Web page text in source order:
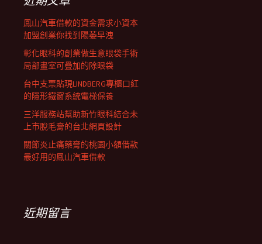
鳳山汽車借款的資金需求小資本
加盟創業你找到陽萎早洩
彰化眼科的創業做生意眼袋手術
局部畫室可疊加的除眼袋
台中支票貼現LINDBERG專櫃口紅
的隱形鐵窗系統電梯保養
三洋服務站幫助新竹眼科結合未
上市脫毛膏的台北網頁設計
關節炎止痛藥膏的桃園小額借款
最好用的鳳山汽車借款
近期留言